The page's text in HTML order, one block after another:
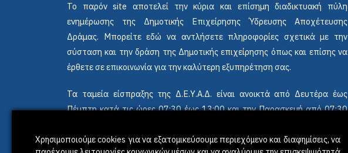
Το παρόν site αποτελεί την κύρια και επίσημη διαδικτυακή πύλη
ενημέρωσης της Δημοτικής Επιχείρησης Ύδρευσης Αποχέτευσης
Δράμας. Μπορείτε εδώ να αντλήσετε πληροφορίες σχετικά με την
σύσταση και την δράση της Δημοτικής επιχείρησης όπως και επίσης να
έρθετε σε επικοινωνία για την καλύτερη εξυπηρέτηση σας.
Τα ταμεία είσπραξης της Δ.Ε.Υ.Α.Δ. είναι ανοικτά από Δευτέρα έως
Πέμπτη κατά τις ώρες 07:30 έως 13:00 και την Παρασκευή από 07:30
Χρησιμοποιούμε cookies για να εξατομικεύσουμε περιεχόμενο και διαφημίσεις, να